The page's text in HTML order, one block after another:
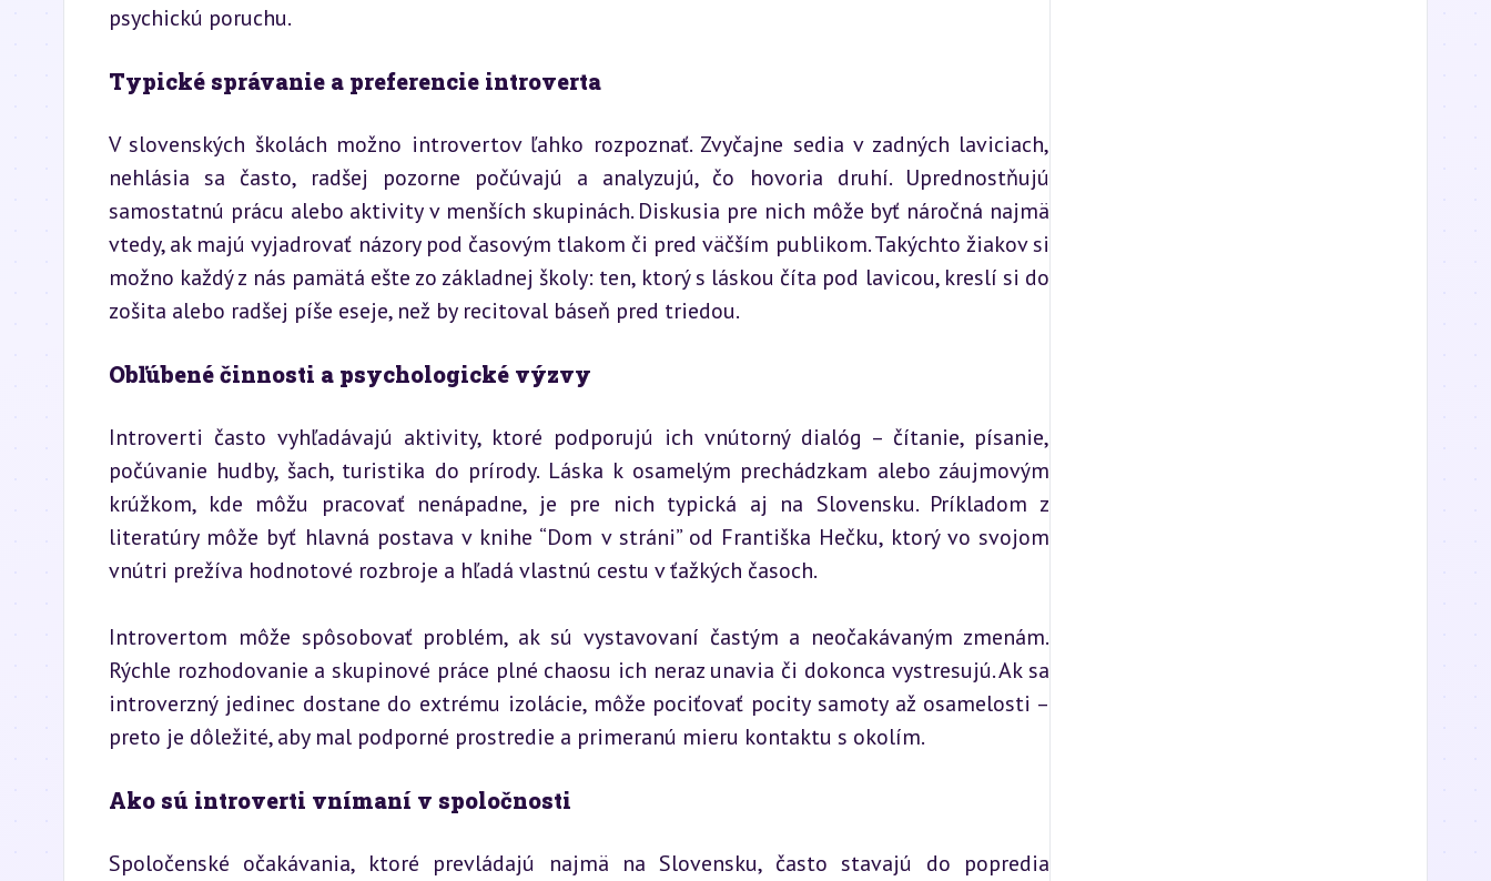
psychickú poruchu.
Typické správanie a preferencie introverta
V slovenských školách možno introvertov ľahko rozpoznať. Zvyčajne sedia v zadných laviciach,
nehlásia sa často, radšej pozorne počúvajú a analyzujú, čo hovoria druhí. Uprednostňujú
samostatnú prácu alebo aktivity v menších skupinách. Diskusia pre nich môže byť náročná najmä
vtedy, ak majú vyjadrovať názory pod časovým tlakom či pred väčším publikom. Takýchto žiakov si
možno každý z nás pamätá ešte zo základnej školy: ten, ktorý s láskou číta pod lavicou, kreslí si do
zošita alebo radšej píše eseje, než by recitoval báseň pred triedou.
Obľúbené činnosti a psychologické výzvy
Introverti často vyhľadávajú aktivity, ktoré podporujú ich vnútorný dialóg – čítanie, písanie,
počúvanie hudby, šach, turistika do prírody. Láska k osamelým prechádzkam alebo záujmovým
krúžkom, kde môžu pracovať nenápadne, je pre nich typická aj na Slovensku. Príkladom z
literatúry môže byť hlavná postava v knihe “Dom v stráni” od Františka Hečku, ktorý vo svojom
vnútri prežíva hodnotové rozbroje a hľadá vlastnú cestu v ťažkých časoch.
Introvertom môže spôsobovať problém, ak sú vystavovaní častým a neočakávaným zmenám.
Rýchle rozhodovanie a skupinové práce plné chaosu ich neraz unavia či dokonca vystresujú. Ak sa
introverzný jedinec dostane do extrému izolácie, môže pociťovať pocity samoty až osamelosti –
preto je dôležité, aby mal podporné prostredie a primeranú mieru kontaktu s okolím.
Ako sú introverti vnímaní v spoločnosti
Spoločenské očakávania, ktoré prevládajú najmä na Slovensku, často stavajú do popredia